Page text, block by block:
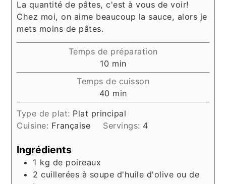
La quantité de pâtes, c'est à vous de voir!
Chez moi, on aime beaucoup la sauce, alors je
mets moins de pâtes.
Temps de préparation
10 minutes
min
Temps de cuisson
40 minutes
min
Type de plat: Plat principal
Cuisine: Française Servings: 4
Ingrédients
1 kg de poireaux
2 cuillerées à soupe d'huile d'olive ou de